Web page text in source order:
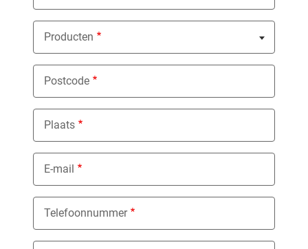
Producten
Nothing selected
Postcode
Plaats
E-mail
Telefoonnummer